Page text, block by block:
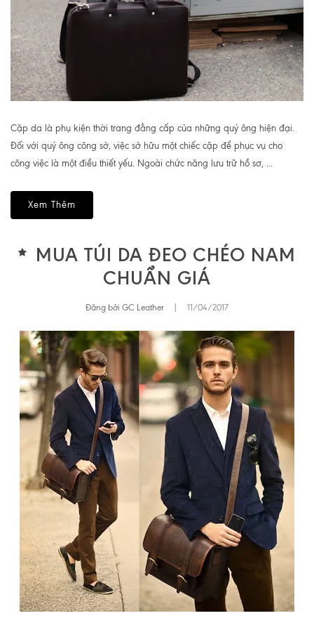
Cặp da là phụ kiện thời trang đẳng cấp của những quý ông hiện đại.
Đối với quý ông công sở, việc sở hữu một chiếc cặp để phục vụ cho
công việc là một điều thiết yếu. Ngoài chức năng lưu trữ hồ sơ, ...
Xem Thêm
MUA TÚI DA ĐEO CHÉO NAM
CHUẨN GIÁ
Đăng bởi GC Leather 11/04/2017